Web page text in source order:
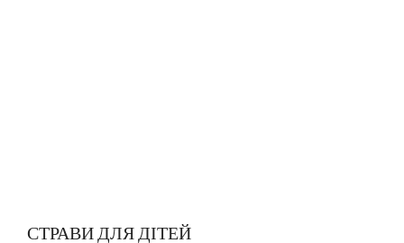
СТРАВИ ДЛЯ ДІТЕЙ